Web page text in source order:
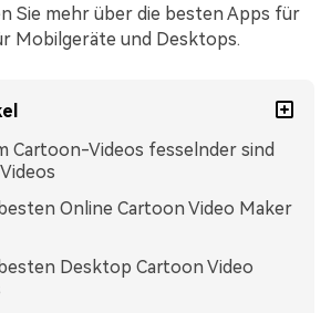
Sie mehr über die besten Apps für
Mobilgeräte und Desktops.
Cartoon-Videos fesselnder sind
Online Cartoon Video Maker
Desktop Cartoon Video